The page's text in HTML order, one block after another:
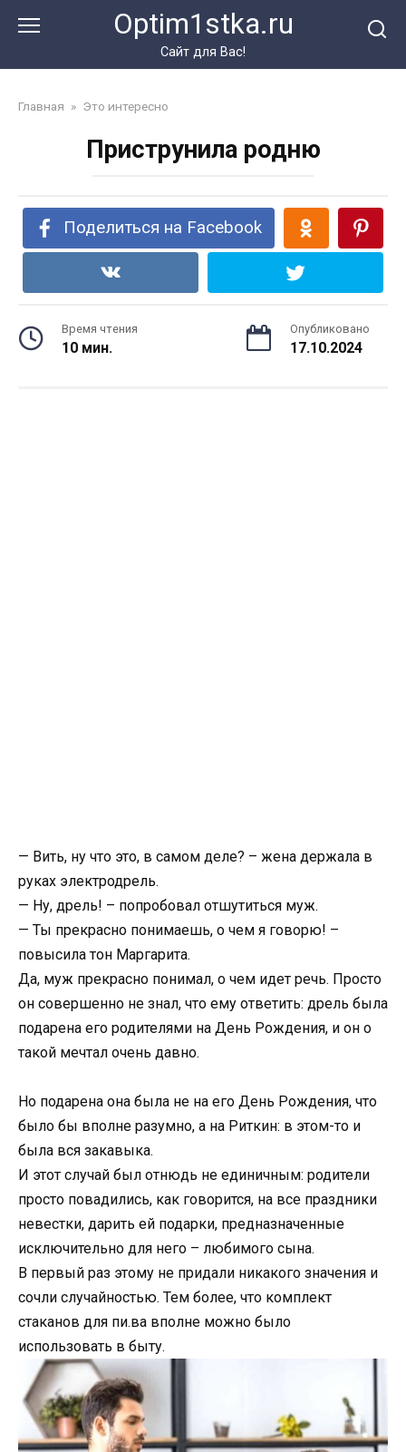
Optim1stka.ru
Сайт для Вас!
Главная » Это интересно
Приструнила родню
Поделиться на Facebook
Время чтения
10 мин.
Опубликовано
17.10.2024
— Вить, ну что это, в самом деле? – жена держала в
руках электродрель.
— Ну, дрель! – попробовал отшутиться муж.
— Ты прекрасно понимаешь, о чем я говорю! –
повысила тон Маргарита.
Да, муж прекрасно понимал, о чем идет речь. Просто
он совершенно не знал, что ему ответить: дрель была
подарена его родителями на День Рождения, и он о
такой мечтал очень давно.
Но подарена она была не на его День Рождения, что
было бы вполне разумно, а на Риткин: в этом-то и
была вся закавыка.
И этот случай был отнюдь не единичным: родители
просто повадились, как говорится, на все праздники
невестки, дарить ей подарки, предназначенные
исключительно для него – любимого сына.
В первый раз этому не придали никакого значения и
сочли случайностью. Тем более, что комплект
стаканов для пи.ва вполне можно было
использовать в быту.